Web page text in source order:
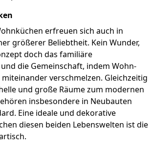
erfreuen sich auch in
größerer Beliebtheit. Kein Wunder,
doch das familiäre
die Gemeinschaft, indem Wohn-
verschmelzen. Gleichzeitig
und große Räume zum modernen
insbesondere in Neubauten
Eine ideale und dekorative
diesen beiden Lebenswelten ist die